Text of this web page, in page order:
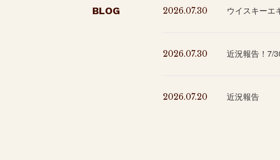
BLOG 2026.07.30 ウイスキーエ
2026.07.30 近況報告！7/
2026.07.20 近況報告